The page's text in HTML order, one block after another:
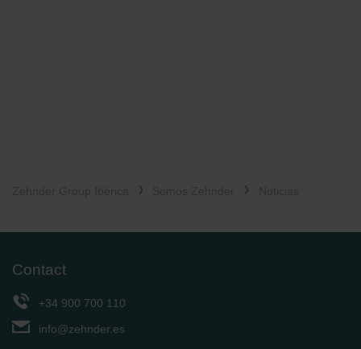
Contact
+34 900 700 110
info@zehnder.es